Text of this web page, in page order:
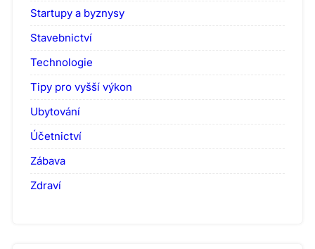
Startupy a byznysy
Stavebnictví
Technologie
Tipy pro vyšší výkon
Ubytování
Účetnictví
Zábava
Zdraví